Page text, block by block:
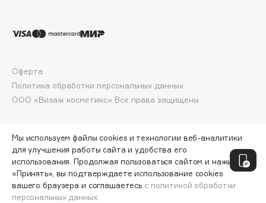
Dolomit
Dr. Vranjes Firenze
DSD de Luxe
Dyson
ДОБАВИТЬ В КОРЗИНУ
ООО «Визаж косметикс» Все права защищены
Оферта
Политика обработки персональных данных
Мы используем файлы cookies и технологии веб-аналитики
для улучшения работы сайта и удобства его
использования. Продолжая пользоваться сайтом и нажимая
«Принять», вы подтверждаете использование cookies
вашего браузера и соглашаетесь с политикой обработки
персональных данных.